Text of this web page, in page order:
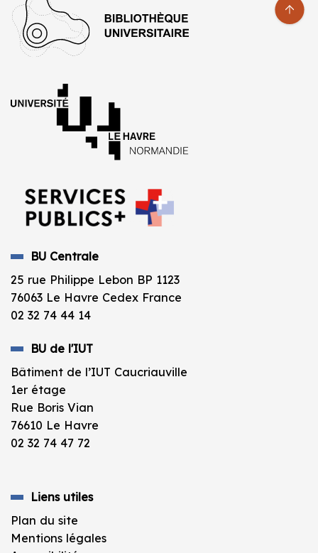
BU Centrale
25 rue Philippe Lebon BP 1123
76063 Le Havre Cedex France
02 32 74 44 14
BU de l'IUT
Bâtiment de l’IUT Caucriauville
1er étage
Rue Boris Vian
76610 Le Havre
02 32 74 47 72
Liens utiles
Plan du site
Mentions légales